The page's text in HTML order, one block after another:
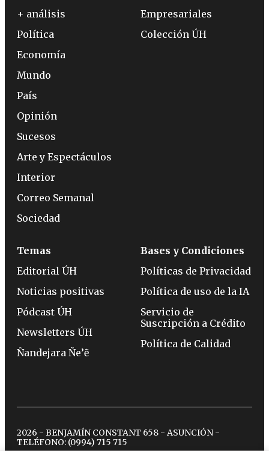
+ análisis
Política
Economía
Mundo
País
Opinión
Sucesos
Arte y Espectáculos
Interior
Correo Semanal
Sociedad
Empresariales
Colección ÚH
Temas
Editorial ÚH
Noticias positivas
Pódcast ÚH
Newsletters ÚH
Ñandejara Ñe’ẽ
Bases y Condiciones
Políticas de Privacidad
Política de uso de la IA
Servicio de
Suscripción a Crédito
Política de Calidad
2026 - BENJAMÍN CONSTANT 658 - ASUNCIÓN -
TELÉFONO: (0994) 715 715